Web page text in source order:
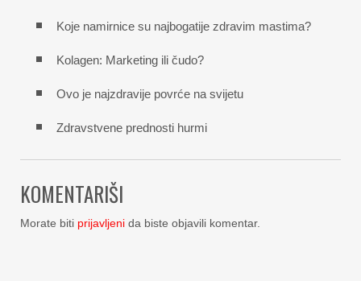
Koje namirnice su najbogatije zdravim mastima?
Kolagen: Marketing ili čudo?
Ovo je najzdravije povrće na svijetu
Zdravstvene prednosti hurmi
KOMENTARIŠI
Morate biti prijavljeni da biste objavili komentar.